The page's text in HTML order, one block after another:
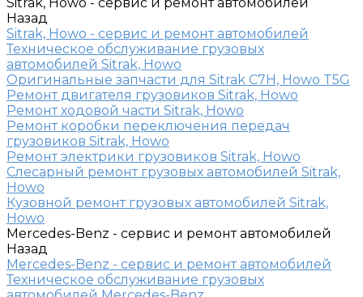
Назад
Sitrak, Howo - сервис и ремонт автомобилей
Техническое обслуживание грузовых
автомобилей Sitrak, Howo
Оригинальные запчасти для Sitrak C7H, Howo T5G
Ремонт двигателя грузовиков Sitrak, Howo
Ремонт ходовой части Sitrak, Howo
Ремонт коробки переключения передач
грузовиков Sitrak, Howo
Ремонт электрики грузовиков Sitrak, Howo
Слесарный ремонт грузовых автомобилей Sitrak,
Howo
Кузовной ремонт грузовых автомобилей Sitrak,
Howo
Mercedes-Benz - сервис и ремонт автомобилей
Назад
Mercedes-Benz - сервис и ремонт автомобилей
Техническое обслуживание грузовых